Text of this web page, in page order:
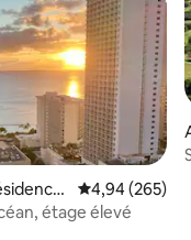
173 commentaires :
Évaluation
4,94 (265)
étage élevé